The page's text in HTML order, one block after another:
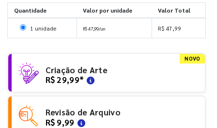
Quantidade Valor por unidade Valor Total
Selecionar 1 unidade
1 unidade R$ 47,99/un R$ 47,99
NOVO
Criação de Arte
R$ 29,99*
Revisão de Arquivo
R$ 9,99